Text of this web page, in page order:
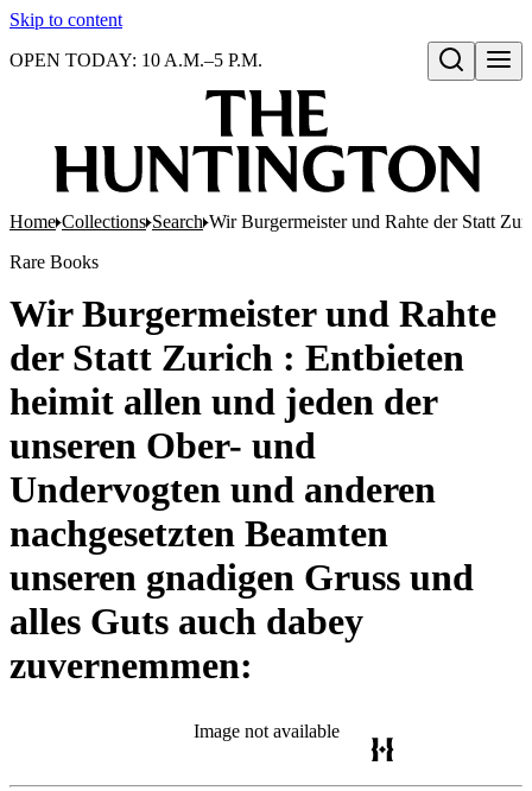
Skip to content
Open search
OPEN TODAY: 10 A.M.–5 P.M.
Home Collections Search Wir Burgermeister und Rahte der Statt
Rare Books
Wir Burgermeister und Rahte
der Statt Zurich : Entbieten
heimit allen und jeden der
unseren Ober- und
Undervogten und anderen
nachgesetzten Beamten
unseren gnadigen Gruss und
alles Guts auch dabey
zuvernemmen:
Image not available